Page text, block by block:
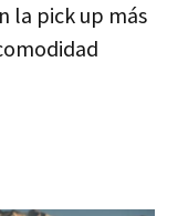
la pick up más